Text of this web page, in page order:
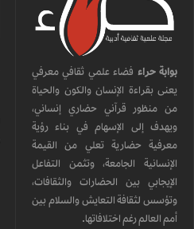
بوابة حراء فضاء علمي ثقافي معرفي
يعنى بقراءة الإنسان والكون والحياة
من منظور قرآني حضاري إنساني،
ويهدف إلى الإسهام في بناء رؤية
معرفية حضارية تعلي من القيمة
الإنسانية الجامعة، وتثمن التفاعل
الإيجابي بين الحضارات والثقافات،
وتؤسس لثقافة التعايش والسلام بين
أمم العالم رغم اختلافاتها.